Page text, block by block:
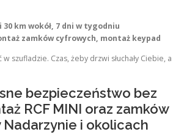
30 km wokół, 7 dni w tygodniu
zamków cyfrowych, montaż keypad
szufladzie. Czas, żeby drzwi słuchały Ciebie, a
bezpieczeństwo bez
RCF MINI oraz zamków
i okolicach